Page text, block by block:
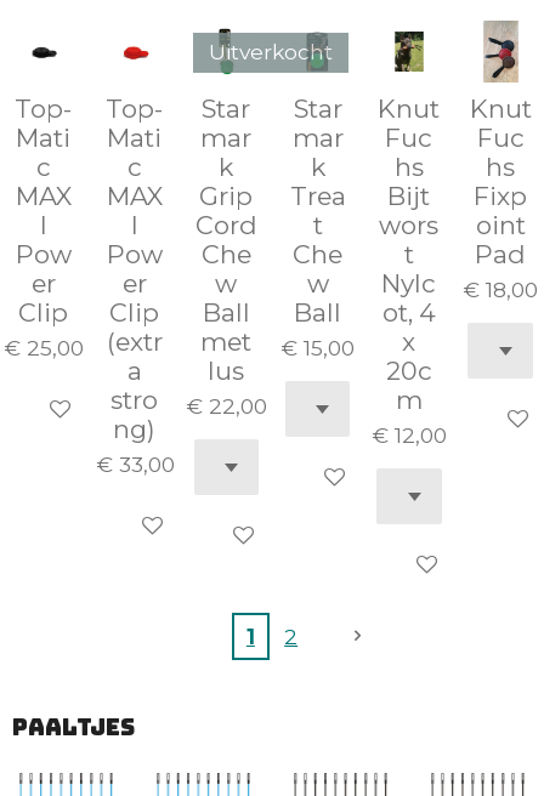
Top-
Mati
c
MAX
I
Pow
er
Clip
€ 25,00
In winkelwagen
Top-
Mati
c
MAX
I
Pow
er
Clip
(extr
a
stro
ng)
€ 33,00
In winkelwagen
Star
mar
k
Grip
Cord
Che
w
Ball
met
lus
€ 22,00
In winkelwagen
Uitverkocht
Star
mar
k
Trea
t
Che
w
Ball
€ 15,00
Houd mij op de hoogte
Knut
Fuc
hs
Bijt
wors
t
Nylc
ot, 4
x
20c
m
€ 12,00
In
Knut
Fuc
hs
Fixp
oint
Pad
€ 18,00
In
1 2
Paaltjes